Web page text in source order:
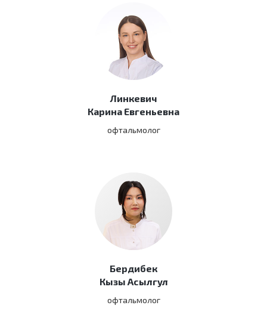
Линкевич
Карина Евгеньевна
офтальмолог
Бердибек
Кызы Асылгул
офтальмолог